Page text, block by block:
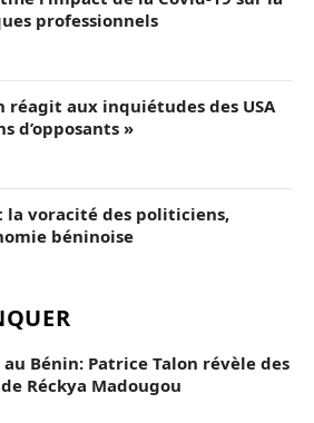
professionnels
réagit aux inquiétudes des USA
d’opposants »
la voracité des politiciens,
béninoise
Bénin: Patrice Talon révèle des
Réckya Madougou